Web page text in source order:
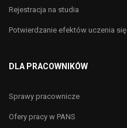
Rejestracja na studia
Potwierdzanie efektów uczenia się
DLA PRACOWNIKÓW
Sprawy pracownicze
Ofery pracy w PANS